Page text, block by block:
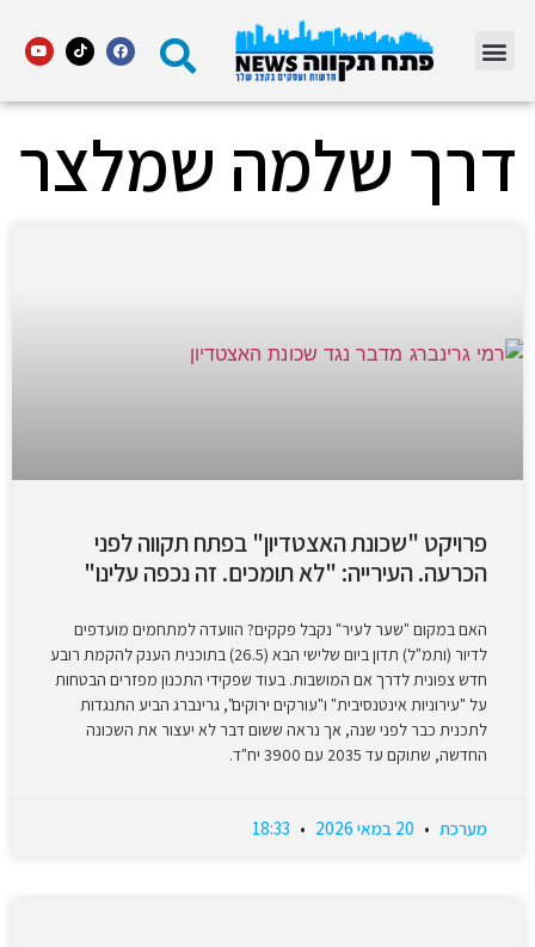
דרך שלמה שמלצר
פרויקט "שכונת האצטדיון" בפתח תקווה לפני
הכרעה. העירייה: "לא תומכים. זה נכפה עלינו"
האם במקום "שער לעיר" נקבל פקקים? הוועדה למתחמים מועדפים
לדיור (ותמ"ל) תדון ביום שלישי הבא (26.5) בתוכנית הענק להקמת רובע
חדש צפונית לדרך אם המושבות. בעוד שפקידי התכנון מפזרים הבטחות
על "עירוניות אינטנסיבית" ו"עורקים ירוקים", גרינברג הביע התנגדות
לתכנית כבר לפני שנה, אך נראה ששום דבר לא יעצור את השכונה
החדשה, שתוקם עד 2035 עם 3900 יח"ד.
מערכת